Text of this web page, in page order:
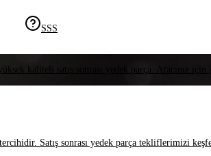
SSS
kaliteli satış sonrası yedek parça. Aracınız
Satış sonrası yedek parça tekliflerimizi